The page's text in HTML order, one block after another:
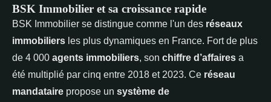
BSK Immobilier et sa croissance rapide
BSK Immobilier se distingue comme l'un des réseaux
immobiliers les plus dynamiques en France. Fort de plus
de 4 000 agents immobiliers, son chiffre d’affaires a
été multiplié par cinq entre 2018 et 2023. Ce réseau
mandataire propose un système de